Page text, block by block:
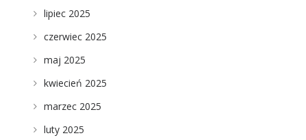
lipiec 2025
czerwiec 2025
maj 2025
kwiecień 2025
marzec 2025
luty 2025